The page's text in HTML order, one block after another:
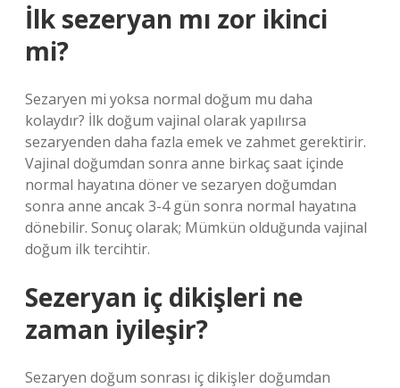
İlk sezeryan mı zor ikinci
mi?
Sezaryen mi yoksa normal doğum mu daha
kolaydır? İlk doğum vajinal olarak yapılırsa
sezaryenden daha fazla emek ve zahmet gerektirir.
Vajinal doğumdan sonra anne birkaç saat içinde
normal hayatına döner ve sezaryen doğumdan
sonra anne ancak 3-4 gün sonra normal hayatına
dönebilir. Sonuç olarak; Mümkün olduğunda vajinal
doğum ilk tercihtir.
Sezeryan iç dikişleri ne
zaman iyileşir?
Sezaryen doğum sonrası iç dikişler doğumdan